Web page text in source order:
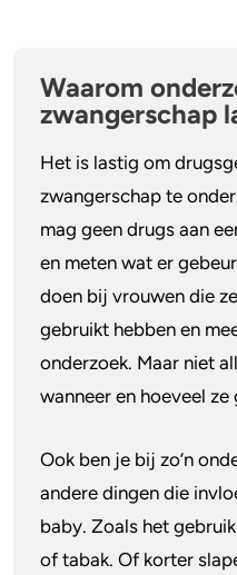
Waarom
zwangerschap
Het is lastig om
zwangerschap te
mag geen drugs aan
en meten wat er
doen bij vrouwen die
gebruikt hebben en
onderzoek. Maar niet
wanneer en hoeveel
Ook ben je bij zo’n
andere dingen die
baby. Zoals het
of tabak. Of korter